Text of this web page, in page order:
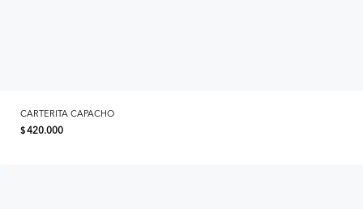
CARTERITA CAPACHO
$420.000